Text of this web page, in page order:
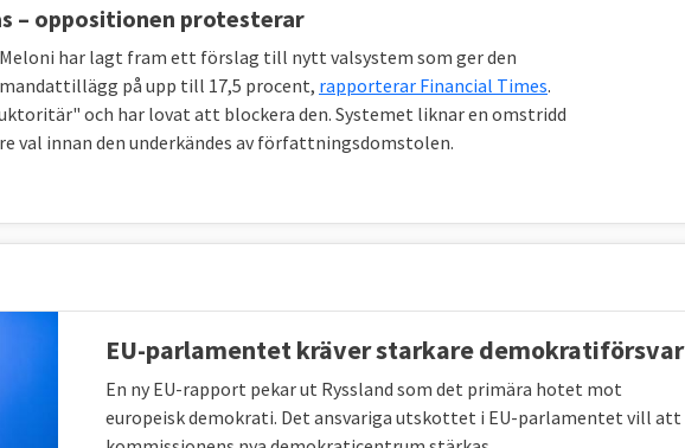
– oppositionen protesterar
har lagt fram ett förslag till nytt valsystem som ger den
på upp till 17,5 procent, rapporterar Financial Times.
och har lovat att blockera den. Systemet liknar en omstridd
val innan den underkändes av författningsdomstolen.
EU-parlamentet kräver starkare demokratiförsvar
En ny EU-rapport pekar ut Ryssland som det primära hotet mot
europeisk demokrati. Det ansvariga utskottet i EU-parlamentet vill att